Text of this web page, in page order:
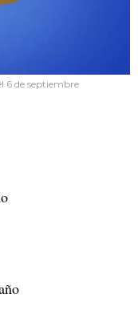
6 de septiembre